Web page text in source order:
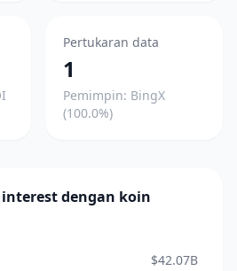
Pertukaran data
1
Pemimpin: BingX
(100.0%)
dengan koin
$42.07B